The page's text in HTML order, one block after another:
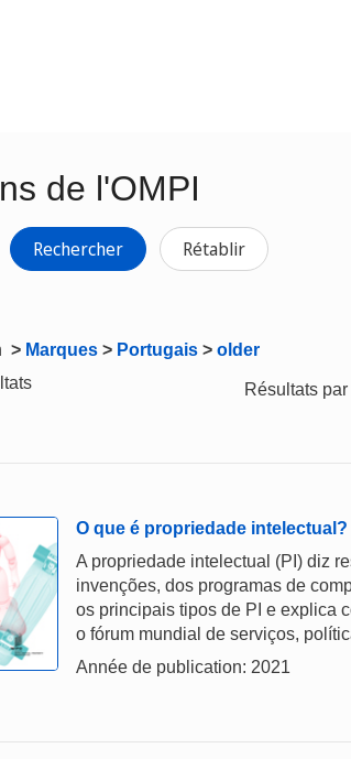
de l'OMPI
Rechercher Rétablir
> Marques > Portugais > older
Résultats
O que é propriedade intelectual?
A propriedade intelectual (PI) diz
invenções, dos programas de
os principais tipos de PI e explica
o fórum mundial de serviços,
Année de publication: 2021